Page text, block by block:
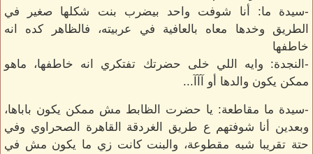
-سيدة ما: أنا شوفت واحد بيضرب بنت شكلها صغير في
الطريق وخدها معاه بالعافية في عربيته، فالظاهر كده انه
خاطفها
-النجدة: وايه اللي خلى حضرتك تفتكري انه خاطفها، ماهو
ممكن يكون والدها أو آآآ...
-سيدة ما مقاطعة: يا حضرت الظابط مش ممكن يكون باباها،
وبعدين أنا شوفتهم ع طريق الغردقة القاهرة الصحراوي وفي
حتة تقريبا شبه مقطوعة، والبنت كانت زي ما يكون مش في